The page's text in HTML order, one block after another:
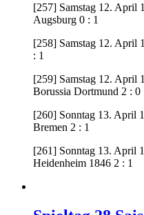
[257] Samstag 12. April
Augsburg 0 : 1
[258] Samstag 12. April
: 1
[259] Samstag 12. April
Borussia Dortmund 2 : 0
[260] Sonntag 13. April
Bremen 2 : 1
[261] Sonntag 13. April
Heidenheim 1846 2 : 1